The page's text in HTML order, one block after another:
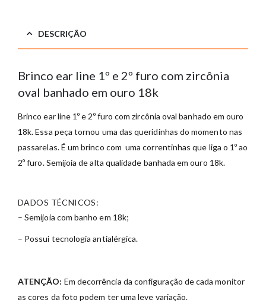
DESCRIÇÃO
Brinco ear line 1º e 2º furo com zircônia
oval banhado em ouro 18k
Brinco ear line 1º e 2º furo com zircônia oval banhado em ouro
18k.Essa peça tornou uma das queridinhas do momento nas
passarelas. É um brinco com uma correntinhas que liga o 1º ao
2º furo. Semijoia de alta qualidade banhada em ouro 18k.
DADOS TÉCNICOS:
– Semijoia com banho em 18k;
– Possui tecnologia antialérgica.
ATENÇÃO: Em decorrência da configuração de cada monitor
as cores da foto podem ter uma leve variação.